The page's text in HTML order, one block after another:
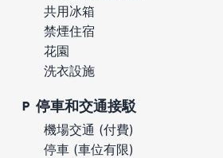
共用冰箱
禁煙住宿
花園
洗衣設施
停車和交通接駁
機場交通 (付費)
停車 (車位有限)